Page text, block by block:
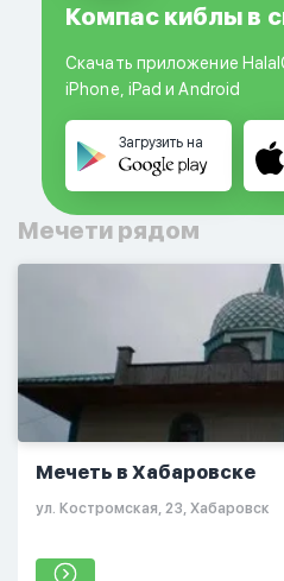
Компас киблы в
Скачать приложение
iPhone, iPad и Android
Загрузить на
Мечети рядом
Мечеть в Хабаровске
ул. Костромская, 23, Хабаровск